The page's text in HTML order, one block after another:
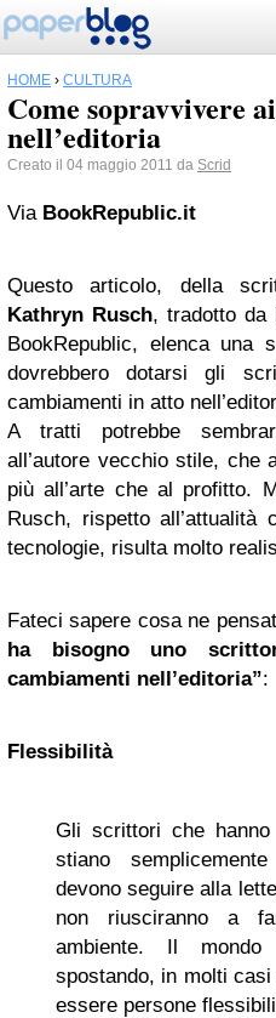
HOME › CULTURA
Come sopravvivere
nell’editoria
Creato il 04 maggio 2011 da Scrid
ViaBookRepublic.it
Questo articolo, della
Kathryn Rusch, tradotto da
BookRepublic, elenca una
dovrebbero dotarsi gli
cambiamenti in atto
A tratti potrebbe
all’autore vecchio stile, che
più all’arte che al profitto.
Rusch, rispetto
tecnologie, risulta molto
Fateci sapere cosa ne
ha bisogno uno
cambiamenti nell’editoria”:
Flessibilità
Gli scrittori che
stiano
devono seguire alla
non riusciranno a
ambiente. Il
spostando, in molti
essere persone